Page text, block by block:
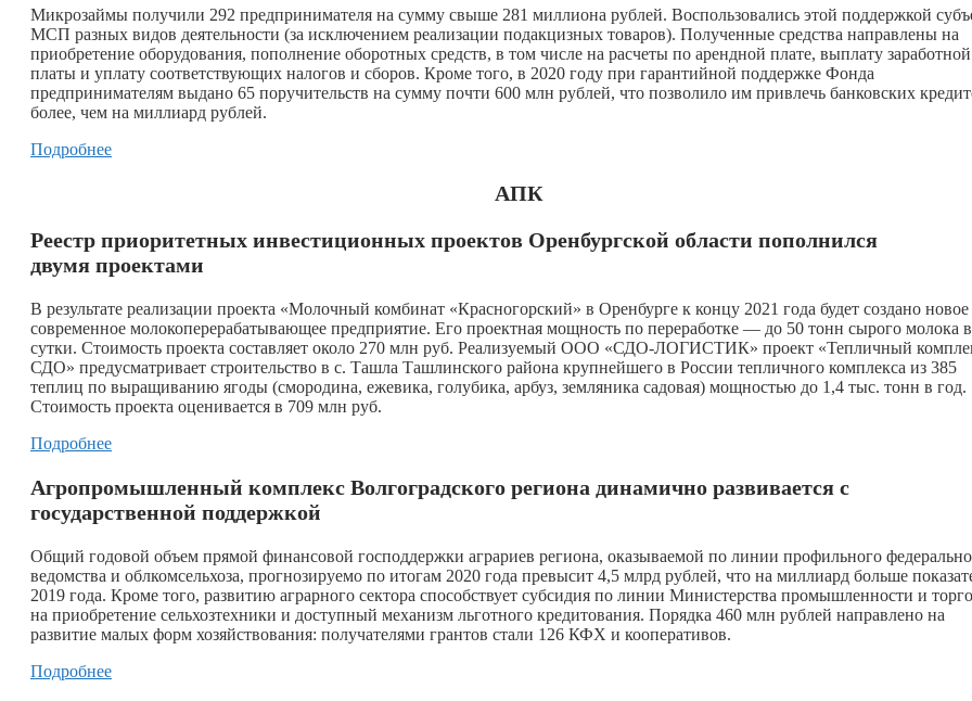
Микрозаймы получили 292 предпринимателя на сумму свыше 281 миллиона рублей. Воспользовались этой поддержкой
МСП разных видов деятельности (за исключением реализации подакцизных товаров). Полученные средства направлены на
приобретение оборудования, пополнение оборотных средств, в том числе на расчеты по арендной плате, выплату заработной
платы и уплату соответствующих налогов и сборов. Кроме того, в 2020 году при гарантийной поддержке Фонда
предпринимателям выдано 65 поручительств на сумму почти 600 млн рублей, что позволило им привлечь банковских
более, чем на миллиард рублей.
Подробнее
АПК
Реестр приоритетных инвестиционных проектов Оренбургской области пополнился
двумя проектами
В результате реализации проекта «Молочный комбинат «Красногорский» в Оренбурге к концу 2021 года будет создано новое
современное молокоперерабатывающее предприятие. Его проектная мощность по переработке — до 50 тонн сырого молока в
сутки. Стоимость проекта составляет около 270 млн руб. Реализуемый ООО «СДО-ЛОГИСТИК» проект «Тепличный
СДО» предусматривает строительство в с. Ташла Ташлинского района крупнейшего в России тепличного комплекса из 385
теплиц по выращиванию ягоды (смородина, ежевика, голубика, арбуз, земляника садовая) мощностью до 1,4 тыс. тонн в год.
Стоимость проекта оценивается в 709 млн руб.
Подробнее
Агропромышленный комплекс Волгоградского региона динамично развивается с
государственной поддержкой
Общий годовой объем прямой финансовой господдержки аграриев региона, оказываемой по линии профильного
ведомства и облкомсельхоза, прогнозируемо по итогам 2020 года превысит 4,5 млрд рублей, что на миллиард больше
2019 года. Кроме того, развитию аграрного сектора способствует субсидия по линии Министерства промышленности и
на приобретение сельхозтехники и доступный механизм льготного кредитования. Порядка 460 млн рублей направлено на
развитие малых форм хозяйствования: получателями грантов стали 126 КФХ и кооперативов.
Подробнее